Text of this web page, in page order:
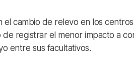
el cambio de relevo en los centros
registrar el menor impacto a
entre sus facultativos.